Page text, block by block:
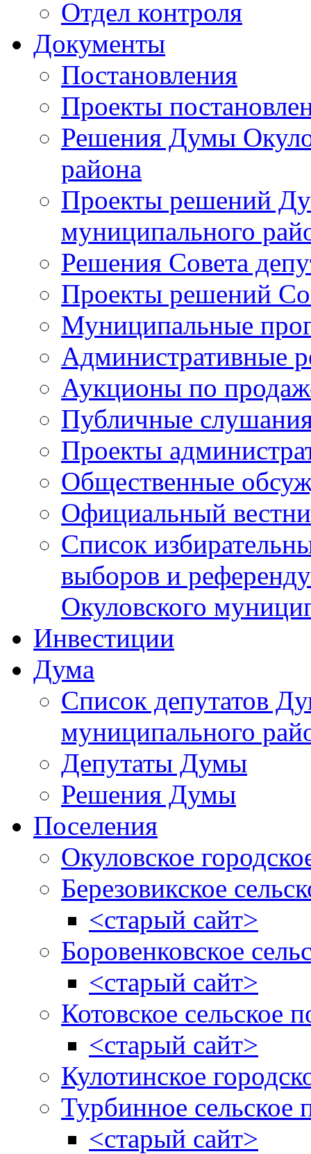
Отдел контроля
Документы
Постановления
Проекты
Решения Думы
района
Проекты решений
муниципального
Решения Совета
Проекты решений
Муниципальные
Административные
Аукционы по
Публичные
Проекты
Общественные
Официальный
Список
выборов и
Окуловского
Инвестиции
Дума
Список депутатов
муниципального
Депутаты Думы
Решения Думы
Поселения
Окуловское
Березовикское
<старый сайт>
Боровенковское
<старый сайт>
Котовское сельское
<старый сайт>
Кулотинское
Турбинное сельское
<старый сайт>